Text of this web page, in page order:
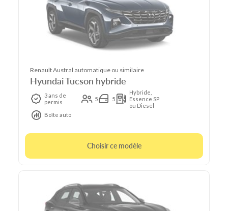
Renault Austral automatique ou similaire
Hyundai Tucson hybride
3 ans de
permis
5 5
Hybride,
Essence SP
ou Diesel
Boîte auto
Choisir ce modèle